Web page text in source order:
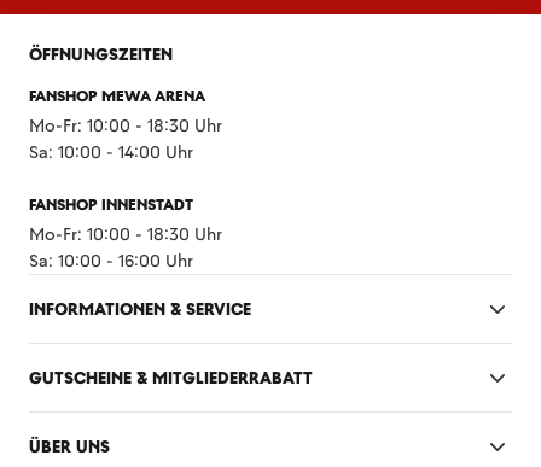
ÖFFNUNGSZEITEN
FANSHOP MEWA ARENA
Mo-Fr: 10:00 - 18:30 Uhr
Sa: 10:00 - 14:00 Uhr
FANSHOP INNENSTADT
Mo-Fr: 10:00 - 18:30 Uhr
Sa: 10:00 - 16:00 Uhr
INFORMATIONEN & SERVICE
GUTSCHEINE & MITGLIEDERRABATT
ÜBER UNS